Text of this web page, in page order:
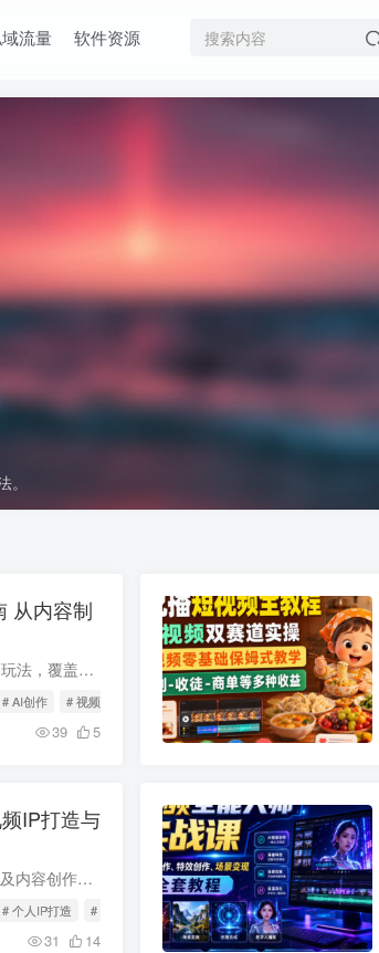
流量 软件资源
从内容制
本套教程以大白话讲解AI自媒体全链路玩法，覆盖AI短剧、漫剧、动画、影视等热门赛道，从爆款账号搭建、AI内容制作技巧到多元变现路径逐一拆解，配套实战案例、工具使用教程和提示词资源，零基础...
# AI创作 # 视频制作
39 5
IP打造与
本套互联网IP训练营聚焦短视频IP打造及内容创作运营全链路知识，从认知纠偏、IP底层逻辑拆解、个人IP定位到实操技巧全覆盖，配套多节录播课、直播课及可打印学习手册，涵盖选题技巧、表现力提升...
# 个人IP打造 # 运营技巧
31 14